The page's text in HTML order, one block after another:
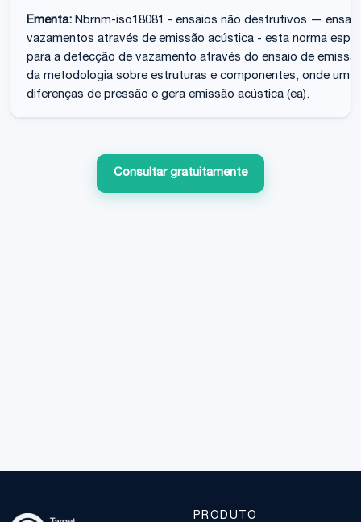
Ementa: Nbrnm-iso18081 - ensaios não destrutivos —
vazamentos através de emissão acústica - esta norma
para a detecção de vazamento através do ensaio de
da metodologia sobre estruturas e componentes, onde um
diferenças de pressão e gera emissão acústica (ea).
Consultar gratuitamente
PRODUTO